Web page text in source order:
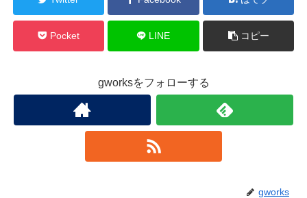
Pocket LINE コピー
gworksをフォローする
gworks